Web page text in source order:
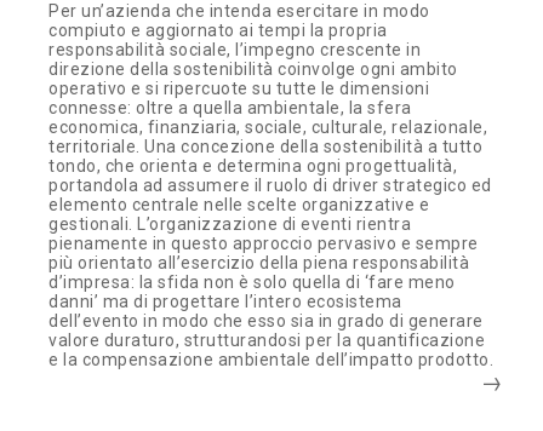
Per un’azienda che intenda esercitare in modo
compiuto e aggiornato ai tempi la propria
responsabilità sociale, l’impegno crescente in
direzione della sostenibilità coinvolge ogni ambito
operativo e si ripercuote su tutte le dimensioni
connesse: oltre a quella ambientale, la sfera
economica, finanziaria, sociale, culturale, relazionale,
territoriale. Una concezione della sostenibilità a tutto
tondo, che orienta e determina ogni progettualità,
portandola ad assumere il ruolo di driver strategico ed
elemento centrale nelle scelte organizzative e
gestionali. L’organizzazione di eventi rientra
pienamente in questo approccio pervasivo e sempre
più orientato all’esercizio della piena responsabilità
d’impresa: la sfida non è solo quella di ‘fare meno
danni’ ma di progettare l’intero ecosistema
dell’evento in modo che esso sia in grado di generare
valore duraturo, strutturandosi per la quantificazione
e la compensazione ambientale dell’impatto prodotto.